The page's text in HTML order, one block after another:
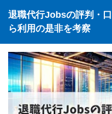
退職代行Jobsの評判・
ら利用の是非を考察